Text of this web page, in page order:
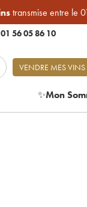
transmise entre le
01 56 05 86 10
VENDRE MES VINS
✨Mon